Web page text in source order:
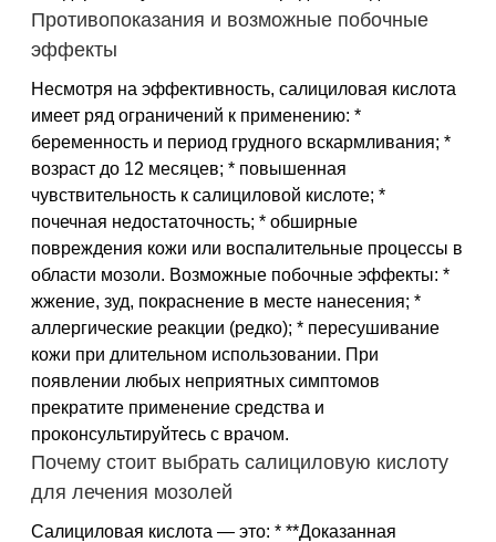
Противопоказания и возможные побочные
эффекты
Несмотря на эффективность, салициловая кислота
имеет ряд ограничений к применению: *
беременность и период грудного вскармливания; *
возраст до 12 месяцев; * повышенная
чувствительность к салициловой кислоте; *
почечная недостаточность; * обширные
повреждения кожи или воспалительные процессы в
области мозоли. Возможные побочные эффекты: *
жжение, зуд, покраснение в месте нанесения; *
аллергические реакции (редко); * пересушивание
кожи при длительном использовании. При
появлении любых неприятных симптомов
прекратите применение средства и
проконсультируйтесь с врачом.
Почему стоит выбрать салициловую кислоту
для лечения мозолей
Салициловая кислота — это: * **Доказанная